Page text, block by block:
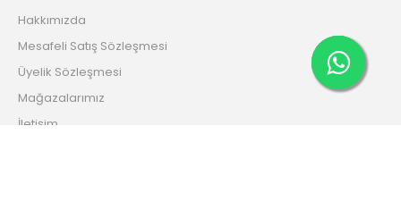
Taksit
Hakkımızda
Mesafeli Satış Sözleşmesi
Üyelik Sözleşmesi
Mağazalarımız
İletişim